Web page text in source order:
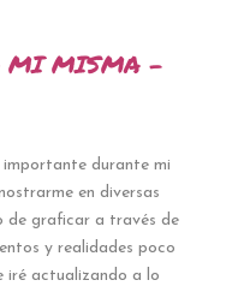
MI MISMA -
durante mi
en diversas
de graficar a través de
y realidades poco
iré actualizando a lo